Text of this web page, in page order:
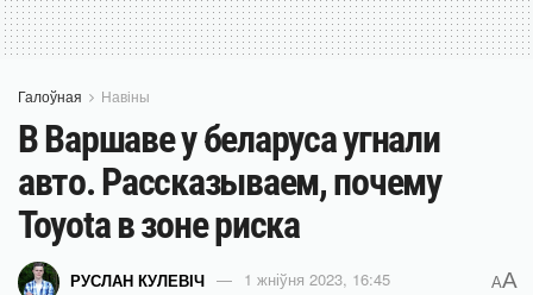
Галоўная Навіны
В Варшаве у беларуса угнали
авто. Рассказываем, почему
Toyota в зоне риска
РУСЛАН КУЛЕВІЧ 1 жніўня 2023, 16:45 AA